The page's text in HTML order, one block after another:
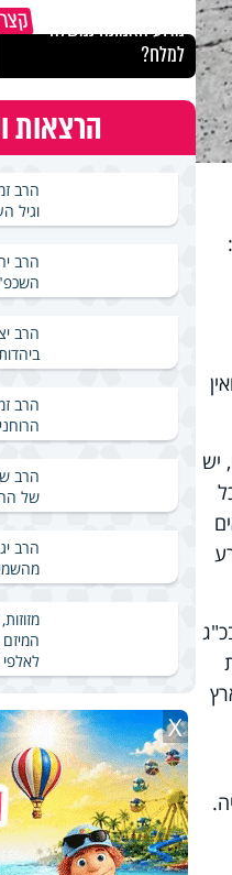
יש
מדוע האמונה נמשלה
למלח?
הרצאות
הרב
וגיל
הרב
הרב
הרב
הרב
של
הרב
X